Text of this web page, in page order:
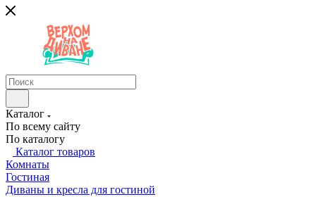
Каталог
По всему сайту
По каталогу
Каталог товаров
Комнаты
Гостиная
Диваны и кресла для гостиной